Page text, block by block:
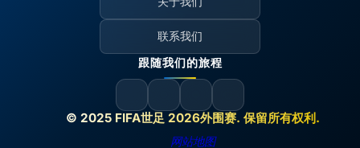
© 2025 FIFA世足 2026外围赛. 保留所有权利.
网站地图
联系我们
跟随我们的旅程